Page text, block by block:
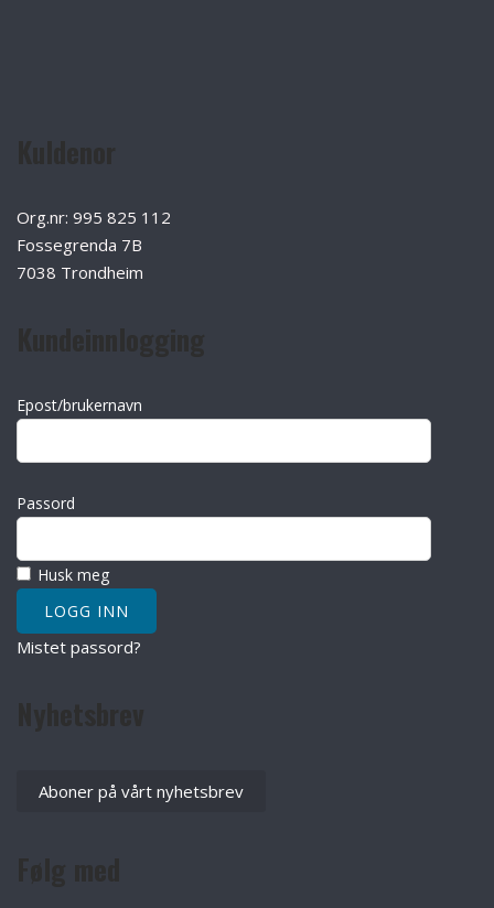
Org.nr: 995 825 112
Fossegrenda 7B
7038 Trondheim
Epost/brukernavn
Passord
Husk meg
Mistet passord?
Aboner på vårt nyhetsbrev